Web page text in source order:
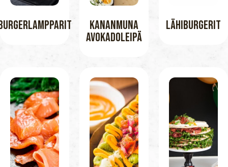
Kananmuna
Avokadoleipä
Lähiburgerit